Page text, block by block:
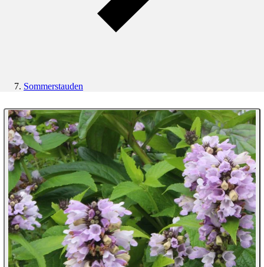
Sommerstauden